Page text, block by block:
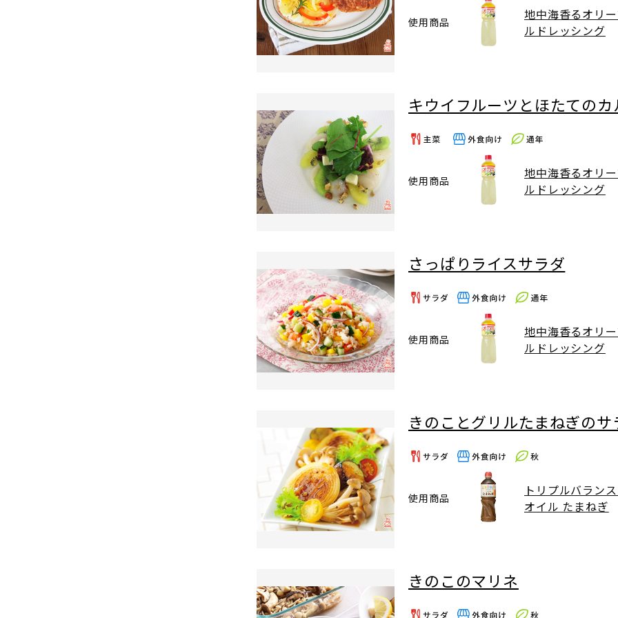
使用商品
地中海香るオリ
ルドレッシング
キウイフルーツとほたてのカ
使用商品
地中海香るオリ
ルドレッシング
さっぱりライスサラダ
使用商品
地中海香るオリ
ルドレッシング
きのことグリルたまねぎのサ
使用商品
トリプルバラン
オイル たまねぎ
きのこのマリネ